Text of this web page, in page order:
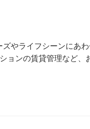
やライフシーンにあ
ョンの賃貸管理など